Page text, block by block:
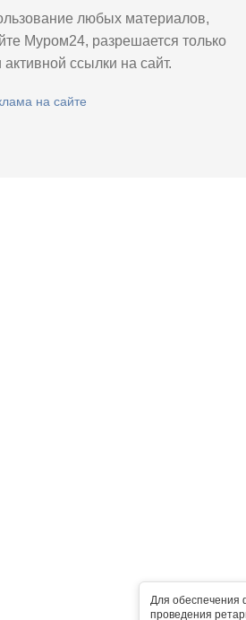
Для обеспечения
проведения
любых материалов,
Муром24, разрешается только
ссылки на сайт.
на сайте